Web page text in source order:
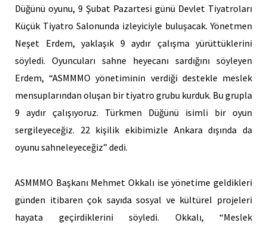
Düğünü oyunu, 9 Şubat Pazartesi günü Devlet Tiyatroları
Küçük Tiyatro Salonunda izleyiciyle buluşacak. Yönetmen
Neşet Erdem, yaklaşık 9 aydır çalışma yürüttüklerini
söyledi. Oyuncuları sahne heyecanı sardığını söyleyen
Erdem, “ASMMMO yönetiminin verdiği destekle meslek
mensuplarından oluşan bir tiyatro grubu kurduk. Bu grupla
9 aydır çalışıyoruz. Türkmen Düğünü isimli bir oyun
sergileyeceğiz. 22 kişilik ekibimizle Ankara dışında da
oyunu sahneleyeceğiz” dedi.
ASMMMO Başkanı Mehmet Okkalı ise yönetime geldikleri
günden itibaren çok sayıda sosyal ve kültürel projeleri
hayata geçirdiklerini söyledi. Okkalı, “Meslek